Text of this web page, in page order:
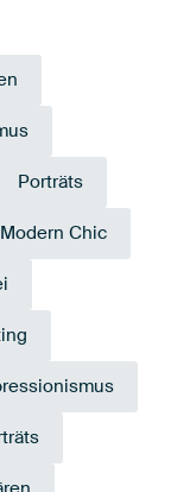
Porträts
Modern Chic